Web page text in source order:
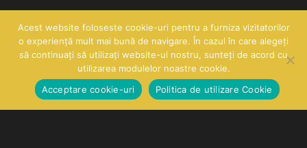
Copyright © 2026Hair Line| SC HAIR LINE SRL | CUI:
RO21260585 | J26/419/2007
Acest website foloseste cookie-uri pentru a furniza vizitatorilor
o experiență mult mai bună de navigare. În cazul în care alegeți
să continuați să utilizați website-ul nostru, sunteți de acord cu
utilizarea modulelor noastre cookie.
Acceptare cookie-uri
Politica de utilizare Cookie